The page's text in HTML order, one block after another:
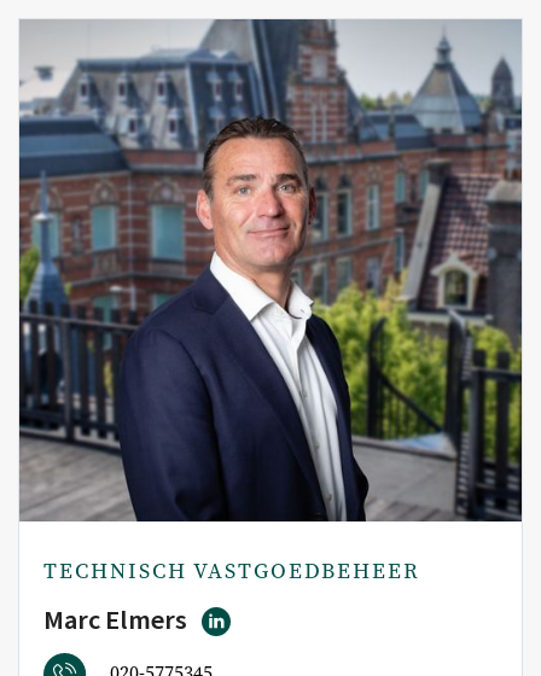
TECHNISCH VASTGOEDBEHEER
Marc Elmers